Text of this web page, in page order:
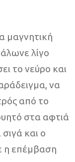
μαγνητική
λίγο
το νεύρο και
να
από το
στα αφτιά
και ο
η επέμβαση